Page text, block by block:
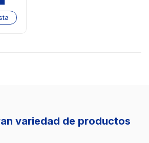
variedad de productos